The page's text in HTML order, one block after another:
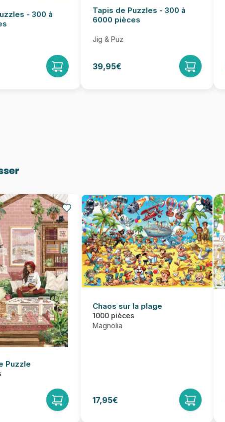
- 300 à
Tapis de Puzzles - 300 à
6000 pièces
Jig & Puz
39,95€
Puzzle
Chaos sur la plage
1000 pièces
Magnolia
17,95€